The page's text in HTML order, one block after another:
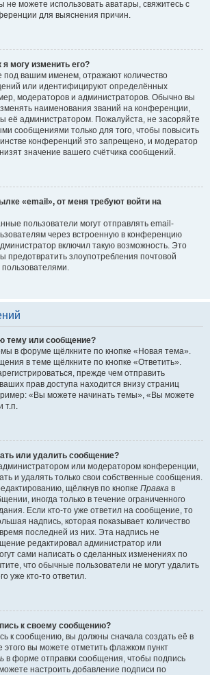
не можете использовать аватары, свяжитесь с
для выяснения причин.
я могу изменить его?
вашим именем, отражают количество
или идентифицируют определённых
модераторов и администраторов. Обычно вы
наименования званий на конференции,
её администратором. Пожалуйста, не засоряйте
сообщениями только для того, чтобы повысить
конференций это запрещено, и модератор
значение вашего счётчика сообщений.
«email», от меня требуют войти на
пользователи могут отправлять email-
через встроенную в конференцию
включил такую возможность. Это
предотвратить злоупотребления почтовой
тему или сообщение?
в форуме щёлкните по кнопке «Новая тема».
в теме щёлкните по кнопке «Ответить».
прежде чем отправить
прав доступа находится внизу страниц
«Вы можете начинать темы», «Вы можете
т.п.
или удалить сообщение?
или модератором конференции,
и удалять только свои собственные сообщения.
щёлкнув по кнопке Правка в
иногда только в течение ограниченного
Если кто-то уже ответил на сообщение, то
надпись, которая показывает количество
последней из них. Эта надпись не
редактировал администратор или
сами написать о сделанных изменениях по
что обычные пользователи не могут удалить
уже кто-то ответил.
к своему сообщению?
к сообщению, вы должны сначала создать её в
вы можете отметить флажком пункт
в форме отправки сообщения, чтобы подпись
настроить добавление подписи по